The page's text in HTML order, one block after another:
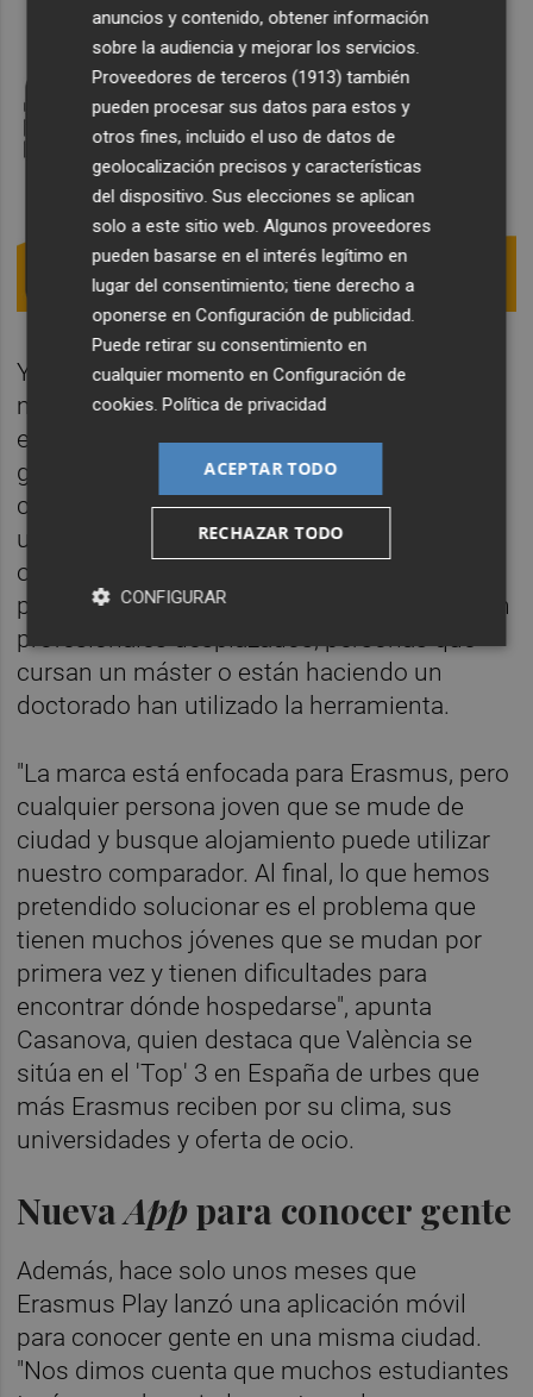
Y es que solo el pasado año, la compañía
movió a cerca de 3 millones de usuarios y
este año espera alcanzar los 4 millones
gracias a que, también, cuenta con
convenios de colaboración con varias
universidades como la de Jaén, Roma, Paris
o la de Navarra, entre otras. Aunque está
pensada para estudiantes Erasmus, también
profesionales desplazados, personas que
cursan un máster o están haciendo un
doctorado han utilizado la herramienta.
"La marca está enfocada para Erasmus, pero
cualquier persona joven que se mude de
ciudad y busque alojamiento puede utilizar
nuestro comparador. Al final, lo que hemos
pretendido solucionar es el problema que
tienen muchos jóvenes que se mudan por
primera vez y tienen dificultades para
encontrar dónde hospedarse", apunta
Casanova, quien destaca que València se
sitúa en el 'Top' 3 en España de urbes que
más Erasmus reciben por su clima, sus
universidades y oferta de ocio.
NuevaApppara conocer gente
Además, hace solo unos meses que
Erasmus Play lanzó una aplicación móvil
para conocer gente en una misma ciudad.
"Nos dimos cuenta que muchos estudiantes
anuncios y contenido, obtener información
sobre la audiencia y mejorar los servicios.
Proveedores de terceros (1913) también
pueden procesar sus datos para estos y
otros fines, incluido el uso de datos de
geolocalización precisos y características
del dispositivo. Sus elecciones se aplican
solo a este sitio web. Algunos proveedores
pueden basarse en el interés legítimo en
lugar del consentimiento; tiene derecho a
oponerse enConfiguración de publicidad
Puede retirar su consentimiento en
cualquier momento enConfiguración de
cookies .Política de privacidad
ACEPTAR TODO
RECHAZAR TODO
CONFIGURAR